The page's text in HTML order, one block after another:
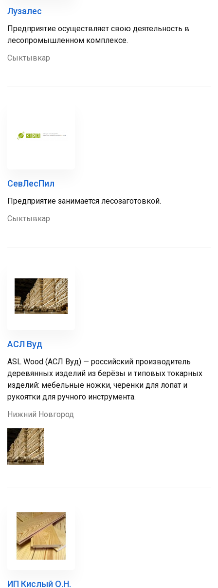
Лузалес
Предприятие осуществляет свою деятельность в
лесопромышленном комплексе.
Сыктывкар
СевЛесПил
Предприятие занимается лесозаготовкой.
Сыктывкар
АСЛ Вуд
ASL Wood (АСЛ Вуд) — российский производитель
деревянных изделий из берёзы и типовых токарных
изделий: мебельные ножки, черенки для лопат и
рукоятки для ручного инструмента.
Нижний Новгород
ИП Кислый О.Н.